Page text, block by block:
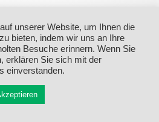
Menü
unserer Website, um Ihnen die
bieten, indem wir uns an Ihre
Besuche erinnern. Wenn Sie
erklären Sie sich mit der
einverstanden.